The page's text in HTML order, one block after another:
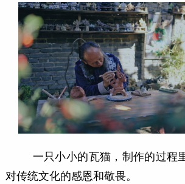
一只小小的瓦猫，制作的过程
对传统文化的感恩和敬畏。